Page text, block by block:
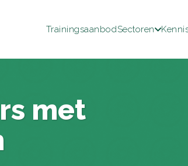
TrainingsaanbodSectoren
met